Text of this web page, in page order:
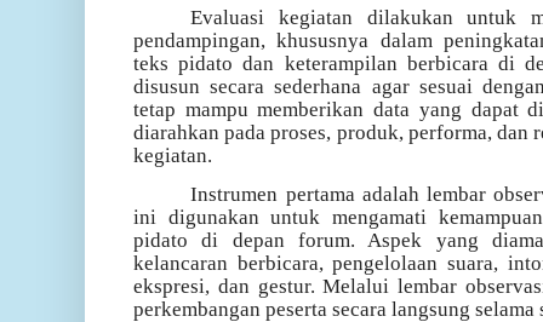
Evaluasi kegiatan dilakukan untuk
pendampingan, khususnya dalam
teks pidato dan keterampilan berbicara di
disusun secara sederhana agar sesuai
tetap mampu memberikan data yang dapat
diarahkan pada proses, produk, performa, dan
kegiatan.
Instrumen pertama adalah lembar
ini digunakan untuk mengamati
pidato di depan forum. Aspek yang
kelancaran berbicara, pengelolaan suara,
ekspresi, dan gestur. Melalui lembar
perkembangan peserta secara langsung